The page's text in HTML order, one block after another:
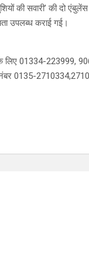
की सवारी’ की दो
उपलब्ध कराई गई।
लिए 01334-223999,
नंबर 0135-